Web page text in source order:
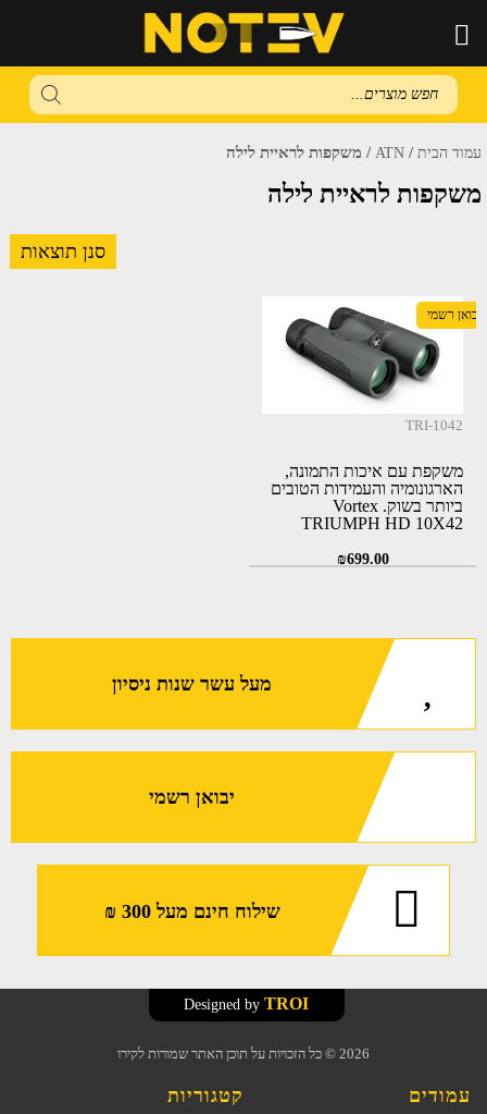
Products
search
עמוד הבית /
ATN / משקפות לראיית לילה
משקפות לראיית לילה
סנן תוצאות
יבואן רשמי
TRI-1042
משקפת עם איכות התמונה,
הארגונומיה והעמידות הטובים
ביותר בשוק. Vortex
TRIUMPH HD 10X42
₪699.00
מעל עשר שנות ניסיון
יבואן רשמי
שילוח חינם מעל 300 ₪
2026 © כל הזכויות על תוכן האתר שמורות לקירו
TROI
עמודים קטגוריות